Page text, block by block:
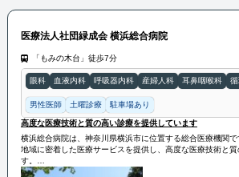
医療法人社団緑成会 横浜総合病院
「もみの木台」徒歩7分
眼科 血液内科 呼吸器内科 産婦人科 耳鼻咽喉科
男性医師 土曜診療 駐車場あり
高度な医療技術と質の高い診療を提供しています
横浜総合病院は、神奈川県横浜市に位置する総合医療機関で
地域に密着した医療サービスを提供し、高度な医療技術と
す。
専門医による診療や最新の医療機器を活用した診断・治療が